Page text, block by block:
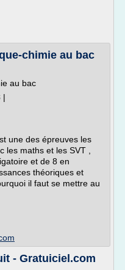
chimie au bac
au bac
|
une des épreuves les
les maths et les SVT ,
et de 8 en
théoriques et
il faut se mettre au
- Gratuiciel.com